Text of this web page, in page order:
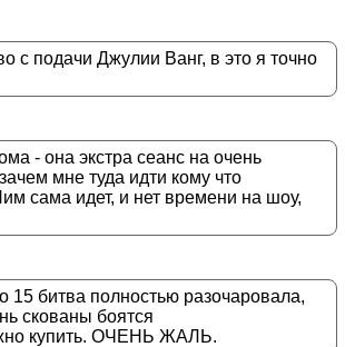
с подачи Джулии Ванг, в это я точно
- она экстра сеанс на очень
мне туда идти кому что
сама идет, и нет времени на шоу,
15 битва полностью разочаровала,
скованы боятся
купить. ОЧЕНЬ ЖАЛЬ.